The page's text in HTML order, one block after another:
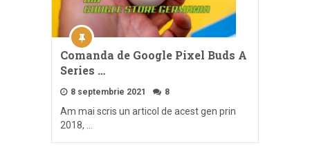
Comanda de Google Pixel Buds A
Series …
8 septembrie 2021 8
Am mai scris un articol de acest gen prin
2018, …